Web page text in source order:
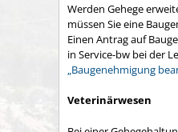
Werden Gehege
müssen Sie eine
Einen Antrag auf
in Service-bw bei der
„Baugenehmigung
Veterinärwesen